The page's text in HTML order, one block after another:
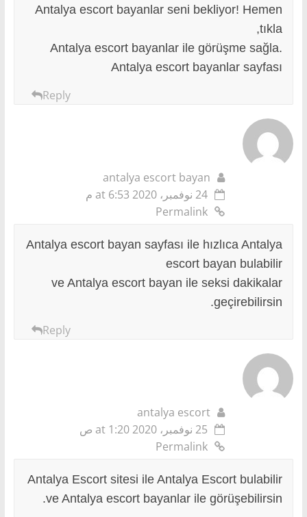
Antalya escort bayanlar seni bekliyor! Hemen
tıkla,
Antalya escort bayanlar ile görüşme sağla.
Antalya escort bayanlar sayfası
Reply
antalya escort bayan
24 نوفمبر، 2020 at 6:53 م
Permalink
Antalya escort bayan sayfası ile hızlıca Antalya
escort bayan bulabilir
ve Antalya escort bayan ile seksi dakikalar
geçirebilirsin.
Reply
antalya escort
25 نوفمبر، 2020 at 1:20 ص
Permalink
Antalya Escort sitesi ile Antalya Escort bulabilir
ve Antalya escort bayanlar ile görüşebilirsin.